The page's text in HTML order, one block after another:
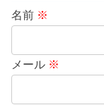
名前 ※
メール ※